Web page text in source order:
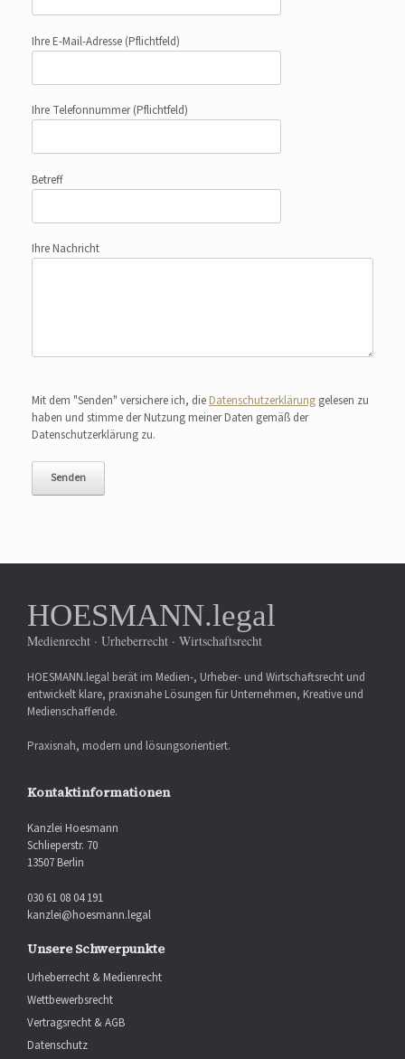
Ihre E-Mail-Adresse (Pflichtfeld)
Ihre Telefonnummer(Pflichtfeld)
Betreff
Ihre Nachricht
Mit dem "Senden" versichere ich, die Datenschutzerklärung gelesen zu
haben und stimme der Nutzung meiner Daten gemäß der
Datenschutzerklärung zu.
HOESMANN.legal
Medienrecht · Urheberrecht · Wirtschaftsrecht
HOESMANN.legal berät im Medien-, Urheber- und Wirtschaftsrecht und
entwickelt klare, praxisnahe Lösungen für Unternehmen, Kreative und
Medienschaffende.
Praxisnah, modern und lösungsorientiert.
Kontaktinformationen
Kanzlei Hoesmann
Schlieperstr. 70
13507 Berlin
030 61 08 04 191
kanzlei@hoesmann.legal
Unsere Schwerpunkte
Urheberrecht & Medienrecht
Wettbewerbsrecht
Vertragsrecht & AGB
Datenschutz